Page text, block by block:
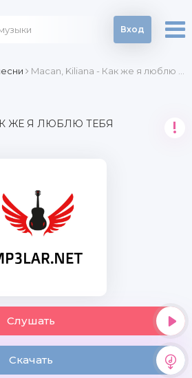
Вход
Macan, Kiliana - Как же я люблю тебя
ЖЕ Я ЛЮБЛЮ ТЕБЯ !
Слушать
Скачать